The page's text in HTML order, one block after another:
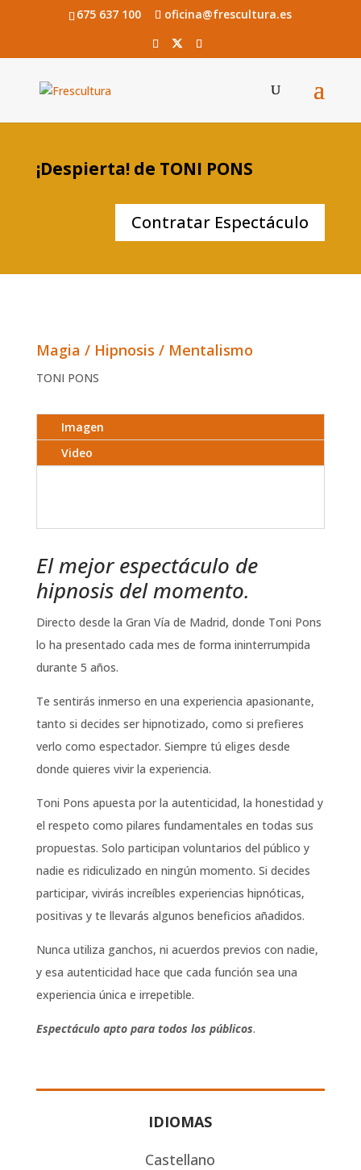
675 637 100 oficina@frescultura.es
¡Despierta! de TONI PONS
Contratar Espectáculo
Magia / Hipnosis / Mentalismo
TONI PONS
Imagen
Video
El mejor espectáculo de
hipnosis del momento.
Directo desde la Gran Vía de Madrid, donde Toni Pons
lo ha presentado cada mes de forma ininterrumpida
durante 5 años.
Te sentirás inmerso en una experiencia apasionante,
tanto si decides ser hipnotizado, como si prefieres
verlo como espectador. Siempre tú eliges desde
donde quieres vivir la experiencia.
Toni Pons apuesta por la autenticidad, la honestidad y
el respeto como pilares fundamentales en todas sus
propuestas. Solo participan voluntarios del público y
nadie es ridiculizado en ningún momento. Si decides
participar, vivirás increíbles experiencias hipnóticas,
positivas y te llevarás algunos beneficios añadidos.
Nunca utiliza ganchos, ni acuerdos previos con nadie,
y esa autenticidad hace que cada función sea una
experiencia única e irrepetible.
Espectáculo apto para todos los públicos.
IDIOMAS
Castellano